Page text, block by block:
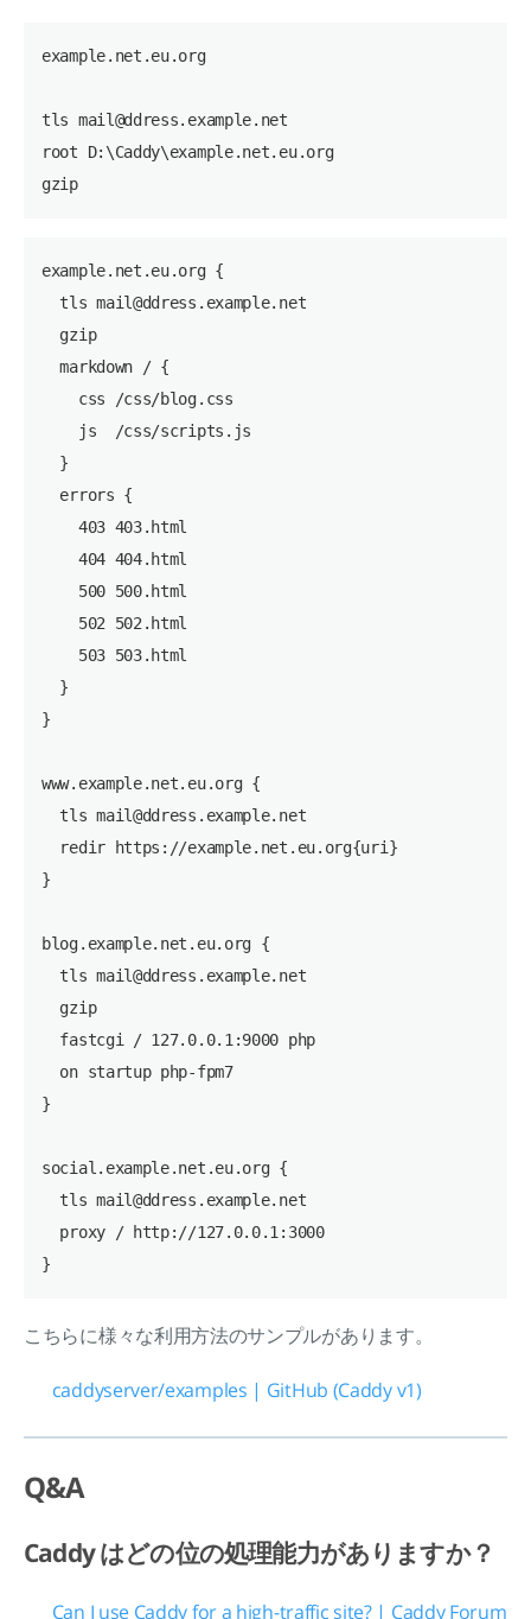
example.net.eu.org
tls mail@ddress.example.net
root D:\Caddy\example.net.eu.org
gzip
example.net.eu.org {
  tls mail@ddress.example.net
  gzip
  markdown / {
    css /css/blog.css
    js  /css/scripts.js
  }
  errors {
    403 403.html
    404 404.html
    500 500.html
    502 502.html
    503 503.html
  }
}
www.example.net.eu.org {
  tls mail@ddress.example.net
  redir https://example.net.eu.org{uri}
}
blog.example.net.eu.org {
  tls mail@ddress.example.net
  gzip
  fastcgi / 127.0.0.1:9000 php
  on startup php-fpm7
}
social.example.net.eu.org {
  tls mail@ddress.example.net
  proxy / http://127.0.0.1:3000
こちらに様々な利用方法のサンプルがあります。
caddyserver/examples | GitHub (Caddy v1)
Q&A
Caddy はどの位の処理能力がありますか？
Can I use Caddy for a high-traffic site? | Caddy Forum